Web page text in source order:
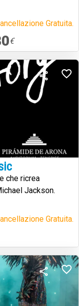
Gratuita.
€
che ricrea
Jackson.
Gratuita.